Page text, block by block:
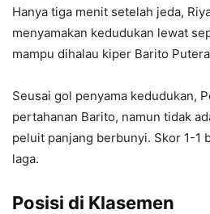
Hanya tiga menit setelah jeda,
menyamakan kedudukan lewat
mampu dihalau kiper Barito
Seusai gol penyama kedudukan,
pertahanan Barito, namun tidak
peluit panjang berbunyi. Skor 1-1
laga.
Posisi di Klasemen